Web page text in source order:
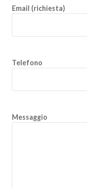
Email (richiesta)
Telefono
Messaggio